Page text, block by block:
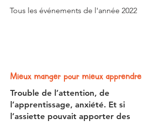
Tous les événements de l'année 2022
Mieux manger pour mieux apprendre
Trouble de l’attention, de
l’apprentissage, anxiété. Et si
l’assiette pouvait apporter des